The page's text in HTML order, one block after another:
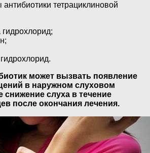
тетрациклиновой
может вызвать появление
в наружном слуховом
снижение слуха в течение
после окончания лечения.